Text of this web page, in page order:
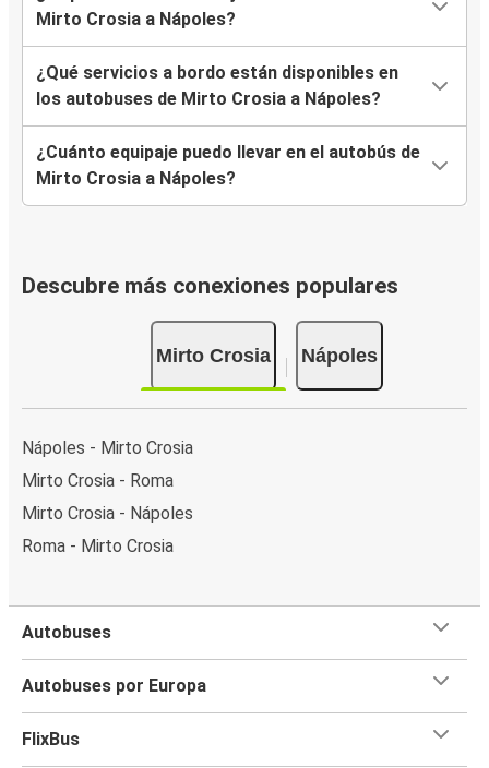
Mirto Crosia a Nápoles?
¿Qué servicios a bordo están disponibles en
los autobuses de Mirto Crosia a Nápoles?
¿Cuánto equipaje puedo llevar en el autobús de
Mirto Crosia a Nápoles?
Descubre más conexiones populares
Mirto Crosia Nápoles
Nápoles - Mirto Crosia
Mirto Crosia - Roma
Mirto Crosia - Nápoles
Roma - Mirto Crosia
Autobuses
Autobuses por Europa
FlixBus